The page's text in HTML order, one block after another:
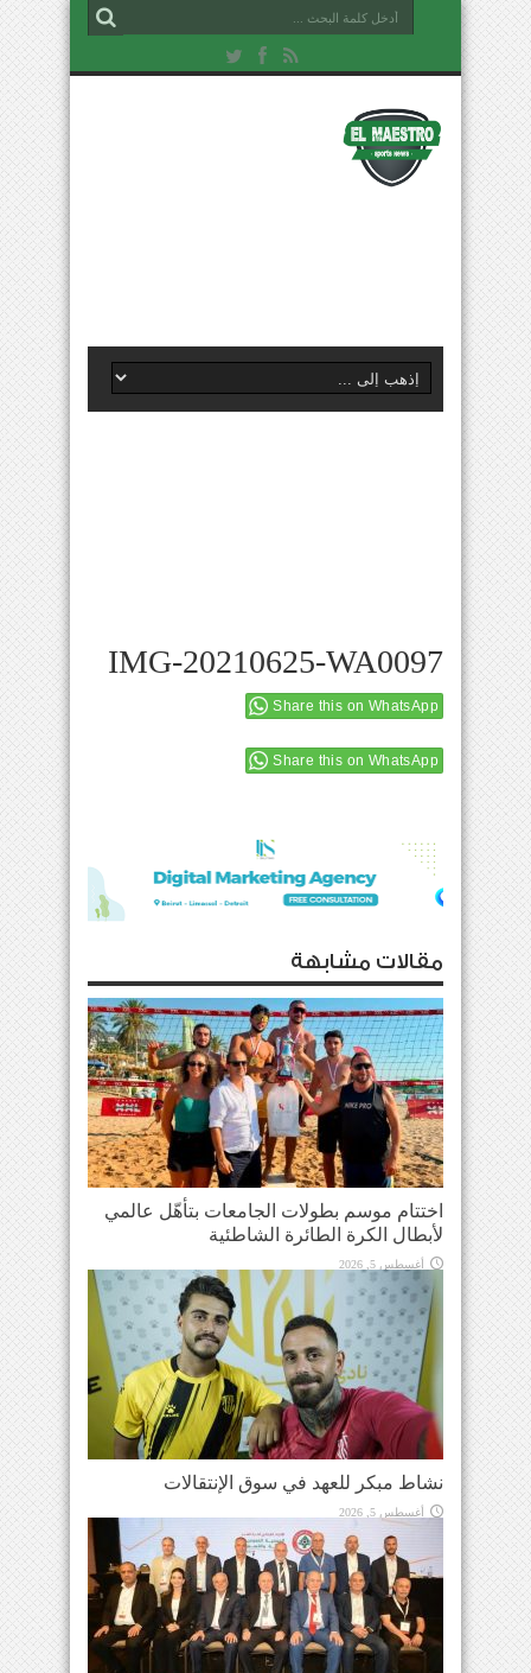
IMG-20210625-WA0097
Share this on WhatsApp
Share this on WhatsApp
مقالات مشابهة
اختتام موسم بطولات الجامعات بتأهّل عالمي
لأبطال الكرة الطائرة الشاطئية
أغسطس 5, 2026
نشاط مبكر للعهد في سوق الإنتقالات
أغسطس 5, 2026